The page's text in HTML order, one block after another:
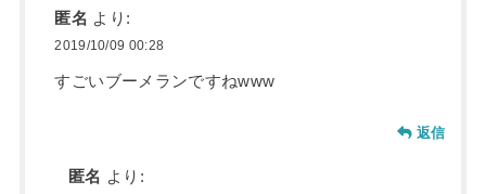
匿名 より:
2019/10/09 00:28
すごいブーメランですねwww
返信
匿名 より: